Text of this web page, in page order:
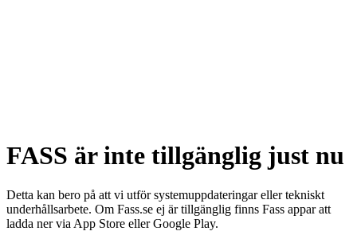
FASS är inte tillgänglig just nu
Detta kan bero på att vi utför systemuppdateringar eller tekniskt
underhållsarbete. Om Fass.se ej är tillgänglig finns Fass appar att
ladda ner via App Store eller Google Play.